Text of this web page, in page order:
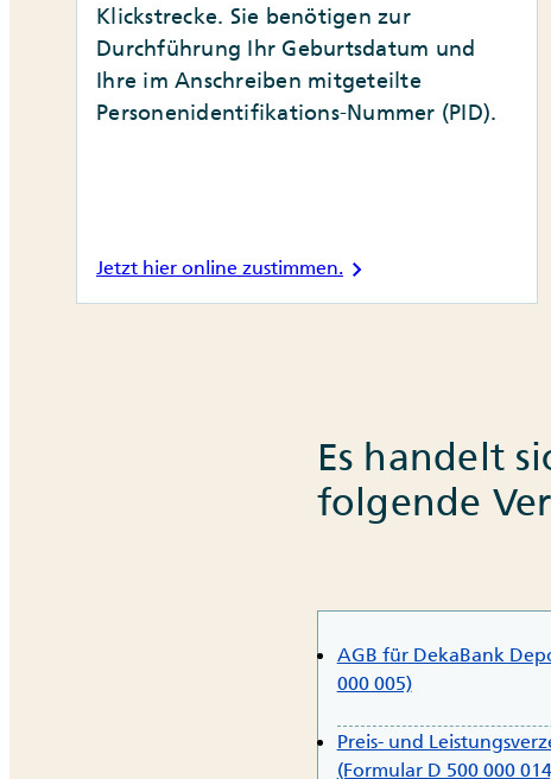
Klickstrecke. Sie benötigen zur
Durchführung Ihr Geburtsdatum und
Ihre im Anschreiben mitgeteilte
Personenidentifikations-Nummer (PID).
Jetzt hier online zustimmen. chevron_right
Es handelt
folgende
AGB für DekaBank
000 005)
Preis- und
(Formular D 500 000